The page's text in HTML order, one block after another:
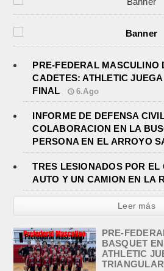
PRE-FEDERAL MASCULINO
CADETES: ATHLETIC
FINAL
6.Ago
INFORME DE DEFENSA
COLABORACION EN LA
PERSONA EN EL ARROYO
TRES LESIONADOS POR EL
AUTO Y UN CAMION EN LA
Leer más
PRE-
BASQUET
ATHLETIC